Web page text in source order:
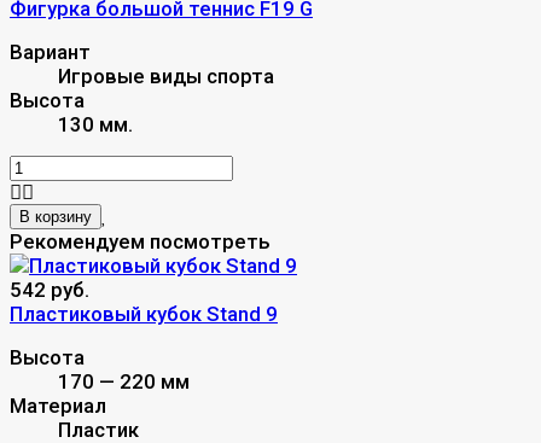
Фигурка большой теннис F19 G
Вариант
Игровые виды спорта
Высота
130 мм.
В корзину
Рекомендуем посмотреть
542 руб.
Пластиковый кубок Stand 9
Высота
170 — 220 мм
Материал
Пластик